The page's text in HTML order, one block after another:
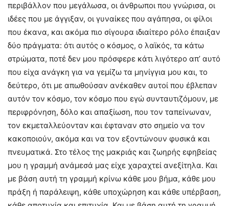
περιβάλλον που μεγάλωσα, οι άνθρωποι που γνώρισα, οι
ιδέες που με άγγιξαν, οι γυναίκες που αγάπησα, οι φίλοι
που έκανα, και ακόμα πιο σίγουρα ιδιαίτερο ρόλο έπαιξαν
δύο πράγματα: ότι αυτός ο κόσμος, ο λαϊκός, τα κάτω
στρώματα, ποτέ δεν μου πρόσφερε κάτι λιγότερο απ’ αυτό
που είχα ανάγκη για να γεμίζω τα μηνίγγια μου και, το
δεύτερο, ότι με απωθούσαν ανέκαθεν αυτοί που έβλεπαν
αυτόν τον κόσμο, τον κόσμο που εγώ συνταυτιζόμουν, με
περιφρόνηση, δόλο και απαξίωση, που τον ταπείνωναν,
τον εκμεταλλεύονταν και έφταναν στο σημείο να τον
κακοποιούν, ακόμα και να τον εξοντώνουν φυσικά και
πνευματικά. Στο τέλος της μακριάς και ζωηρής εφηβείας
μου η γραμμή ανάμεσά μας είχε χαραχτεί ανεξίτηλα. Και
με βάση αυτή τη γραμμή κρίνω κάθε μου βήμα, κάθε μου
πράξη ή παράλειψη, κάθε υποχώρηση και κάθε υπέρβαση,